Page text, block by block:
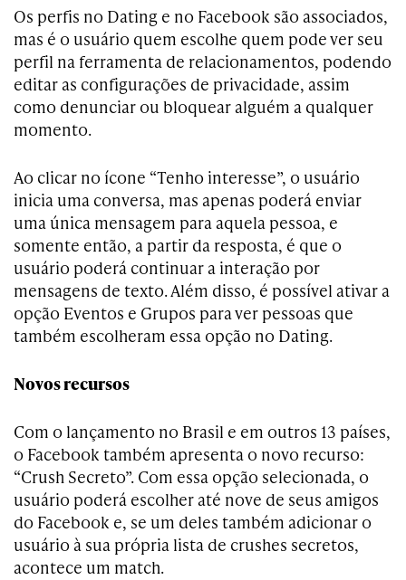
Os perfis no Dating e no Facebook são associados,
mas é o usuário quem escolhe quem pode ver seu
perfil na ferramenta de relacionamentos, podendo
editar as configurações de privacidade, assim
como denunciar ou bloquear alguém a qualquer
momento.
Ao clicar no ícone “Tenho interesse”, o usuário
inicia uma conversa, mas apenas poderá enviar
uma única mensagem para aquela pessoa, e
somente então, a partir da resposta, é que o
usuário poderá continuar a interação por
mensagens de texto. Além disso, é possível ativar a
opção Eventos e Grupos para ver pessoas que
também escolheram essa opção no Dating.
Novos recursos
Com o lançamento no Brasil e em outros 13 países,
o Facebook também apresenta o novo recurso:
“Crush Secreto”. Com essa opção selecionada, o
usuário poderá escolher até nove de seus amigos
do Facebook e, se um deles também adicionar o
usuário à sua própria lista de crushes secretos,
acontece um match.